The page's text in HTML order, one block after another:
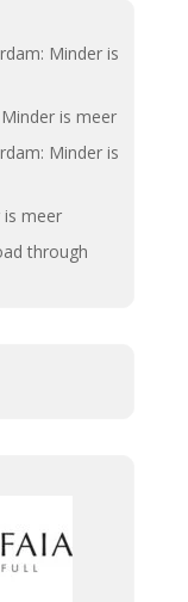
Minder is
is meer
Minder is
is meer
through